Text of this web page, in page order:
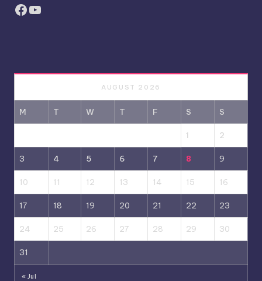
Facebook
YouTube
AUGUST 2026
M T W T F S S
1 2
3 4 5 6 7 8 9
10 11 12 13 14 15 16
17 18 19 20 21 22 23
24 25 26 27 28 29 30
31
« Jul